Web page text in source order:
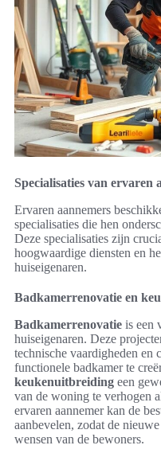
Specialisaties van ervaren
Ervaren aannemers
specialisaties die hen
Deze specialisaties zijn
hoogwaardige diensten en
huiseigenaren.
Badkamerrenovatie en
Badkamerrenovatie is een
huiseigenaren. Deze
technische vaardigheden en
functionele badkamer te
keukenuitbreiding een
van de woning te verhogen
ervaren aannemer kan de
aanbevelen, zodat de
wensen van de bewoners.